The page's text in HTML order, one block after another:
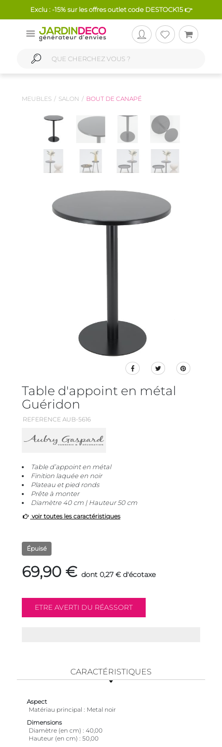
Exclu : -15% sur les offres outlet code DESTOCK15 👉
MEUBLES SALON BOUT DE CANAPÉ
Table d'appoint en métal
Guéridon
REFERENCE AUB-5616
Table d’appoint en métal
Finition laquée en noir
Plateau et pied ronds
Prête à monter
Diamètre 40 cm | Hauteur 50 cm
voir toutes les caractéristiques
Épuisé
69,90 € dont 0,27 € d'écotaxe
CARACTÉRISTIQUES
Aspect
Matériau principal
Metal noir
Dimensions
Diamètre (en cm)
40,00
Hauteur (en cm)
50,00